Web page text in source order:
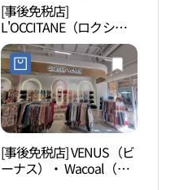
[事後免税店]
L'OCCITANE（ロクシタ
ン）・新世界サイモンプ
レミアムアウトレットヨ
ジュ（驪州）店(록시땅
신세계사이먼프리미엄아
울렛 여주점)
[事後免税店] VENUS（ビ
ーナス）・ Wacoal（ワ